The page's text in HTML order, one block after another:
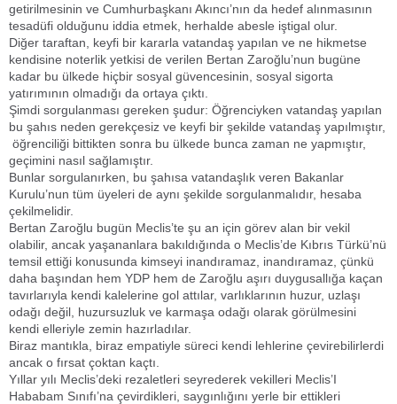
getirilmesinin ve Cumhurbaşkanı Akıncı’nın da hedef alınmasının
tesadüfi olduğunu iddia etmek, herhalde abesle iştigal olur.
Diğer taraftan, keyfi bir kararla vatandaş yapılan ve ne hikmetse
kendisine noterlik yetkisi de verilen Bertan Zaroğlu’nun bugüne
kadar bu ülkede hiçbir sosyal güvencesinin, sosyal sigorta
yatırımının olmadığı da ortaya çıktı.
Şimdi sorgulanması gereken şudur: Öğrenciyken vatandaş yapılan
bu şahıs neden gerekçesiz ve keyfi bir şekilde vatandaş yapılmıştır,
öğrenciliği bittikten sonra bu ülkede bunca zaman ne yapmıştır,
geçimini nasıl sağlamıştır.
Bunlar sorgulanırken, bu şahısa vatandaşlık veren Bakanlar
Kurulu’nun tüm üyeleri de aynı şekilde sorgulanmalıdır, hesaba
çekilmelidir.
Bertan Zaroğlu bugün Meclis’te şu an için görev alan bir vekil
olabilir, ancak yaşananlara bakıldığında o Meclis’de Kıbrıs Türkü’nü
temsil ettiği konusunda kimseyi inandıramaz, inandıramaz, çünkü
daha başından hem YDP hem de Zaroğlu aşırı duygusallığa kaçan
tavırlarıyla kendi kalelerine gol attılar, varlıklarının huzur, uzlaşı
odağı değil, huzursuzluk ve karmaşa odağı olarak görülmesini
kendi elleriyle zemin hazırladılar.
Biraz mantıkla, biraz empatiyle süreci kendi lehlerine çevirebilirlerdi
ancak o fırsat çoktan kaçtı.
Yıllar yılı Meclis’deki rezaletleri seyrederek vekilleri Meclis’I
Hababam Sınıfı’na çevirdikleri, saygınlığını yerle bir ettikleri